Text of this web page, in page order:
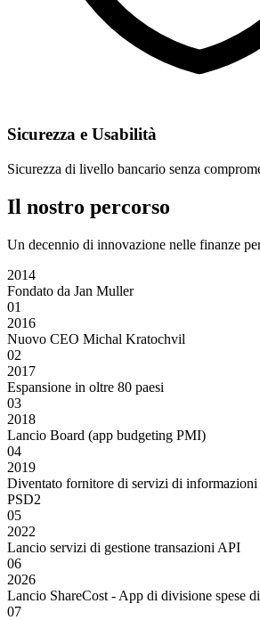
Sicurezza e Usabilità
Sicurezza di livello bancario senza
Il nostro percorso
Un decennio di innovazione nelle finanze
2014
Fondato da Jan Muller
01
2016
Nuovo CEO Michal Kratochvil
02
2017
Espansione in oltre 80 paesi
03
2018
Lancio Board (app budgeting PMI)
04
2019
Diventato fornitore di servizi di
PSD2
05
2022
Lancio servizi di gestione transazioni API
06
2026
Lancio ShareCost - App di divisione spese
07